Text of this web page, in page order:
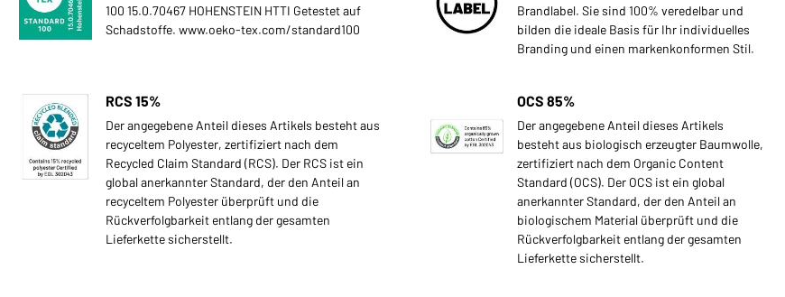
100 15.0.70467 HOHENSTEIN HTTI Getestet auf
Schadstoffe. www.oeko-tex.com/standard100
Brandlabel. Sie sind 100% veredelbar und
bilden die ideale Basis für Ihr individuelles
Branding und einen markenkonformen Stil.
RCS 15%
Der angegebene Anteil dieses Artikels besteht aus
recyceltem Polyester, zertifiziert nach dem
Recycled Claim Standard (RCS). Der RCS ist ein
global anerkannter Standard, der den Anteil an
recyceltem Polyester überprüft und die
Rückverfolgbarkeit entlang der gesamten
Lieferkette sicherstellt.
OCS 85%
Der angegebene Anteil dieses Artikels
besteht aus biologisch erzeugter Baumwolle,
zertifiziert nach dem Organic Content
Standard (OCS). Der OCS ist ein global
anerkannter Standard, der den Anteil an
biologischem Material überprüft und die
Rückverfolgbarkeit entlang der gesamten
Lieferkette sicherstellt.